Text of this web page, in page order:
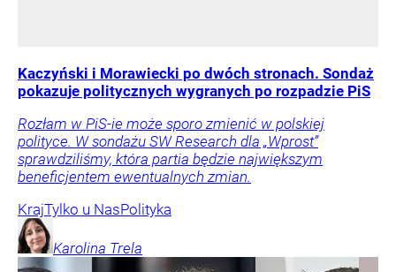
Kaczyński i Morawiecki po dwóch stronach. Sondaż
pokazuje politycznych wygranych po rozpadzie PiS
Rozłam w PiS-ie może sporo zmienić w polskiej
polityce. W sondażu SW Research dla „Wprost”
sprawdziliśmy, która partia będzie największym
beneficjentem ewentualnych zmian.
KrajTylko u NasPolityka
Karolina Trela